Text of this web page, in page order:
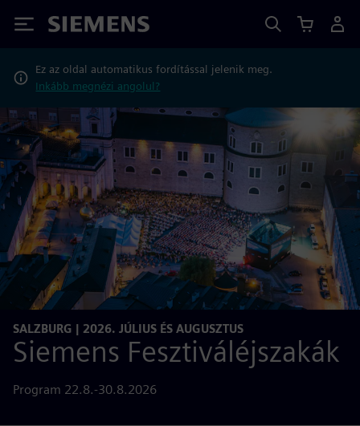
Siemens
Ez az oldal automatikus fordítással jelenik meg.
Inkább megnézi angolul?
SALZBURG | 2026. JÚLIUS ÉS AUGUSZTUS
Siemens Fesztiváléjszakák
Program 22.8.-30.8.2026